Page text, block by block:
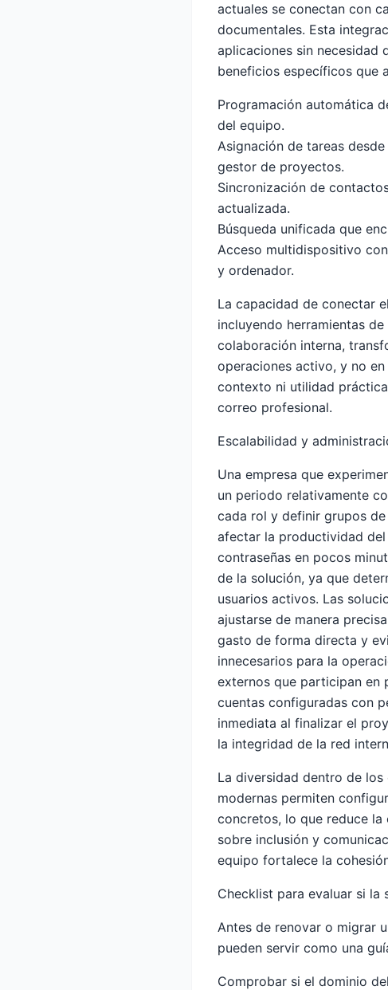
actuales se conectan con
documentales. Esta
aplicaciones sin necesidad
beneficios específicos que
Programación automática
del equipo.
Asignación de tareas
gestor de proyectos.
Sincronización de
actualizada.
Búsqueda unificada que
Acceso multidispositivo
y ordenador.
La capacidad de conectar
incluyendo herramientas
colaboración interna,
operaciones activo, y no
contexto ni utilidad
correo profesional.
Escalabilidad y
Una empresa que
un periodo relativamente
cada rol y definir grupos
afectar la productividad
contraseñas en pocos
de la solución, ya que
usuarios activos. Las
ajustarse de manera
gasto de forma directa y
innecesarios para la
externos que participan en
cuentas configuradas con
inmediata al finalizar el
la integridad de la red
La diversidad dentro de
modernas permiten
concretos, lo que reduce
sobre inclusión y
equipo fortalece la
Checklist para evaluar si
Antes de renovar o migrar
pueden servir como una
Comprobar si el dominio